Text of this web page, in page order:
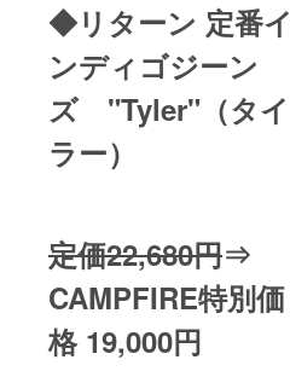
◆リターン 定番イ
ンディゴジーン
ズ "Tyler"（タイ
ラー）
定価22,680円⇒
CAMPFIRE特別価
格 19,000円